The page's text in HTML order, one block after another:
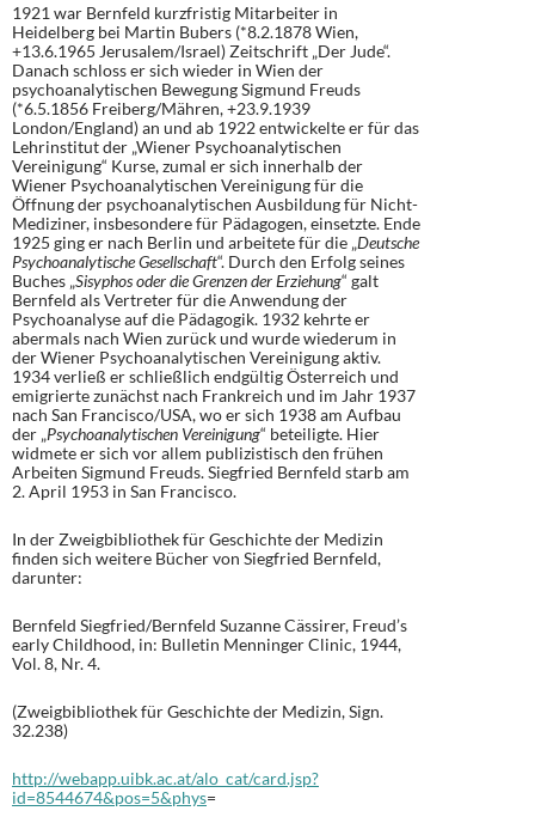
1921 war Bernfeld kurzfristig Mitarbeiter in
Heidelberg bei Martin Bubers (*8.2.1878 Wien,
+13.6.1965 Jerusalem/Israel) Zeitschrift „Der Jude“.
Danach schloss er sich wieder in Wien der
psychoanalytischen Bewegung Sigmund Freuds
(*6.5.1856 Freiberg/Mähren, +23.9.1939
London/England) an und ab 1922 entwickelte er für das
Lehrinstitut der „Wiener Psychoanalytischen
Vereinigung“ Kurse, zumal er sich innerhalb der
Wiener Psychoanalytischen Vereinigung für die
Öffnung der psychoanalytischen Ausbildung für Nicht-
Mediziner, insbesondere für Pädagogen, einsetzte. Ende
1925 ging er nach Berlin und arbeitete für die „Deutsche
Psychoanalytische Gesellschaft“. Durch den Erfolg seines
Buches „Sisyphos oder die Grenzen der Erziehung“ galt
Bernfeld als Vertreter für die Anwendung der
Psychoanalyse auf die Pädagogik. 1932 kehrte er
abermals nach Wien zurück und wurde wiederum in
der Wiener Psychoanalytischen Vereinigung aktiv.
1934 verließ er schließlich endgültig Österreich und
emigrierte zunächst nach Frankreich und im Jahr 1937
nach San Francisco/USA, wo er sich 1938 am Aufbau
der „Psychoanalytischen Vereinigung“ beteiligte. Hier
widmete er sich vor allem publizistisch den frühen
Arbeiten Sigmund Freuds. Siegfried Bernfeld starb am
2. April 1953 in San Francisco.
In der Zweigbibliothek für Geschichte der Medizin
finden sich weitere Bücher von Siegfried Bernfeld,
darunter:
Bernfeld Siegfried/Bernfeld Suzanne Cässirer, Freud’s
early Childhood, in: Bulletin Menninger Clinic, 1944,
Vol. 8, Nr. 4.
(Zweigbibliothek für Geschichte der Medizin, Sign.
32.238)
http://webapp.uibk.ac.at/alo_cat/card.jsp?
id=8544674&pos=5&phys=